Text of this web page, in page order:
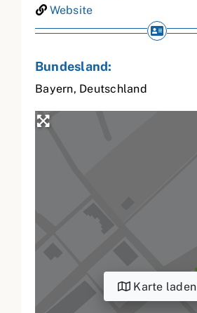
Website
Bundesland:
Bayern, Deutschland
Karte laden